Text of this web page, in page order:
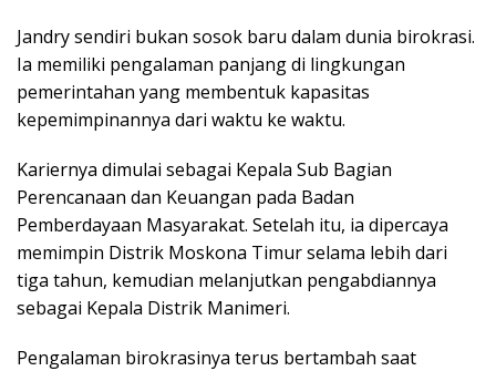
Jandry sendiri bukan sosok baru dalam dunia birokrasi.
Ia memiliki pengalaman panjang di lingkungan
pemerintahan yang membentuk kapasitas
kepemimpinannya dari waktu ke waktu.
Kariernya dimulai sebagai Kepala Sub Bagian
Perencanaan dan Keuangan pada Badan
Pemberdayaan Masyarakat. Setelah itu, ia dipercaya
memimpin Distrik Moskona Timur selama lebih dari
tiga tahun, kemudian melanjutkan pengabdiannya
sebagai Kepala Distrik Manimeri.
Pengalaman birokrasinya terus bertambah saat